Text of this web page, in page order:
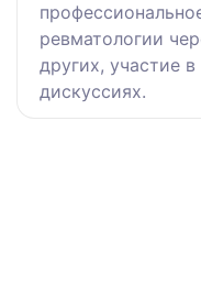
ревматологии
других, участие
дискуссиях.